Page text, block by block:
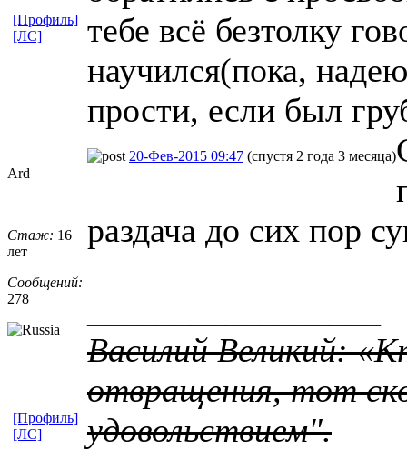
тебе всё безтолку
научился(пока,
прости, если был
[Профиль]
[ЛС]
Ard
Стаж: 16
лет
Сообщений:
278
20-Фев-2015 09:47 (спустя 2 года 3 месяца)
раздача до сих пор
Василий Великий:
отвращения, тот
удовольствием".
[Профиль]
[ЛС]